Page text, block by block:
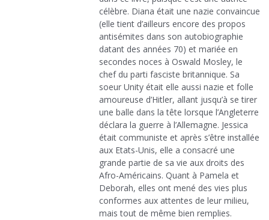
célèbre. Diana était une nazie convaincue
(elle tient d’ailleurs encore des propos
antisémites dans son autobiographie
datant des années 70) et mariée en
secondes noces à Oswald Mosley, le
chef du parti fasciste britannique. Sa
soeur Unity était elle aussi nazie et folle
amoureuse d’Hitler, allant jusqu’à se tirer
une balle dans la tête lorsque l’Angleterre
déclara la guerre à l’Allemagne. Jessica
était communiste et après s’être installée
aux Etats-Unis, elle a consacré une
grande partie de sa vie aux droits des
Afro-Américains. Quant à Pamela et
Deborah, elles ont mené des vies plus
conformes aux attentes de leur milieu,
mais tout de même bien remplies.